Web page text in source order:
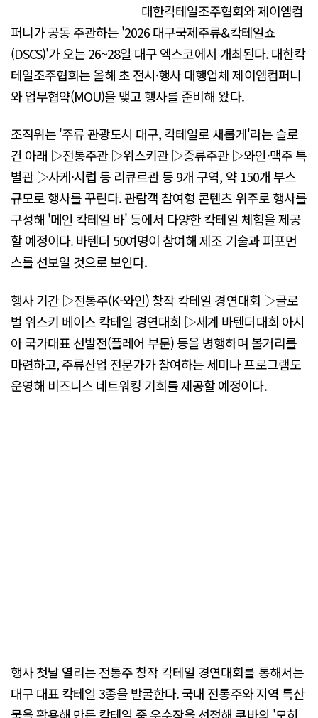
대한칵테일조주협회와 제이엠컴
퍼니가 공동 주관하는 '2026 대구국제주류&칵테일쇼
(DSCS)'가 오는 26~28일 대구 엑스코에서 개최된다. 대한칵
테일조주협회는 올해 초 전시·행사 대행업체 제이엠컴퍼니
와 업무협약(MOU)을 맺고 행사를 준비해 왔다.
조직위는 '주류 관광도시 대구, 칵테일로 새롭게'라는 슬로
건 아래 ▷전통주관 ▷위스키관 ▷증류주관 ▷와인·맥주 특
별관 ▷사케·시럽 등 리큐르관 등 9개 구역, 약 150개 부스
규모로 행사를 꾸린다. 관람객 참여형 콘텐츠 위주로 행사를
구성해 '메인 칵테일 바' 등에서 다양한 칵테일 체험을 제공
할 예정이다. 바텐더 50여명이 참여해 제조 기술과 퍼포먼
스를 선보일 것으로 보인다.
행사 기간 ▷전통주(K-와인) 창작 칵테일 경연대회 ▷글로
벌 위스키 베이스 칵테일 경연대회 ▷세계 바텐더대회 아시
아 국가대표 선발전(플레어 부문) 등을 병행하며 볼거리를
마련하고, 주류산업 전문가가 참여하는 세미나 프로그램도
운영해 비즈니스 네트워킹 기회를 제공할 예정이다.
행사 첫날 열리는 전통주 창작 칵테일 경연대회를 통해서는
대구 대표 칵테일 3종을 발굴한다. 국내 전통주와 지역 특산